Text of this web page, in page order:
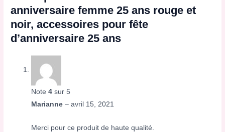
anniversaire femme 25 ans rouge et
noir, accessoires pour fête
d’anniversaire 25 ans
Note4 sur 5
Marianne– avril 15, 2021
Merci pour ce produit de haute qualité.